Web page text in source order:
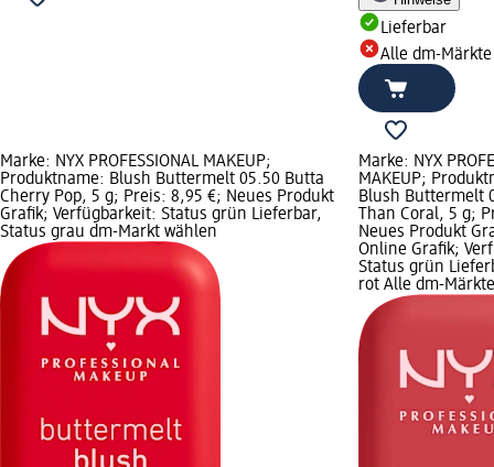
Lieferbar
Alle dm-Märkte
Marke: NYX PROFESSIONAL MAKEUP;
Produktname: Blush Buttermelt 05.50 Butta
Cherry Pop, 5 g; Preis: 8,95 €; Neues Produkt
Grafik; Verfügbarkeit: Status grün Lieferbar,
Status grau dm-Markt wählen
Marke: NYX
MAKEUP;
Blush Buttermelt
Than Coral, 5 g;
Neues Produkt
Online Grafik;
Status grün
rot Alle dm-Märkte